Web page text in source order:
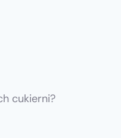
cukierni?